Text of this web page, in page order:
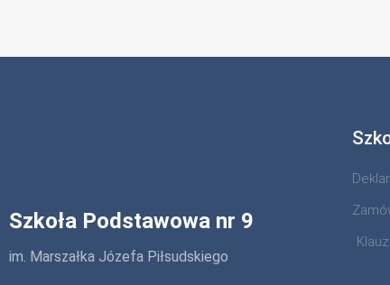
Szkoła Podstawowa nr 9
im. Marszałka Józefa Piłsudskiego